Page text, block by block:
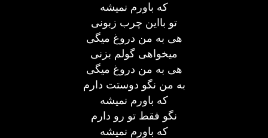
که باورم نمیشه
تو بااین چرب زبونی
هی به من دروغ میگی
میخواهی گولم بزنی
هی به من دروغ میگی
به من نگو دوستت دارم
که باورم نمیشه
نگو فقط تو رو دارم
که باورم نمیشه